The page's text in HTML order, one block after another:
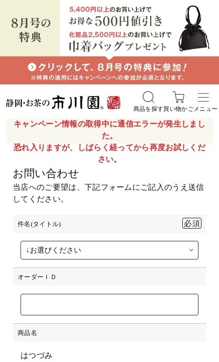
キャンペーン情報の取得中に通信エラーが発生しまし
た。
恐れ入りますが、しばらく経ってから再度お試しくだ
さい。
商品を探す買い物かごメニュー
お問い合わせ
当店へのご要望は、下記フォームにご記入のうえ送信
してください。
件名(タイトル)
オーダーＩＤ
商品名
はつづみ